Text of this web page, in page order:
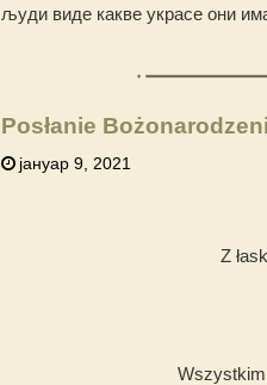
људи виде какве украсе они
Posłanie
јануар 9, 2021
Z